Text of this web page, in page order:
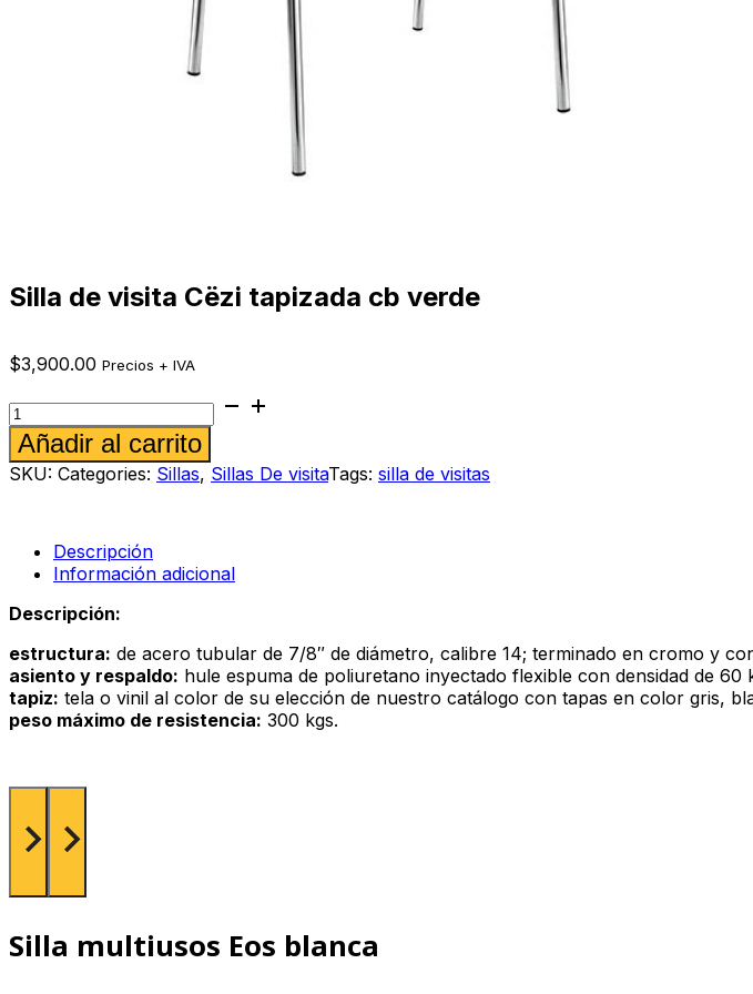
Silla de visita Cëzi tapizada cb verde
$3,900.00 Precios + IVA
Silla
de
visita
Cëzi
tapizada
cantidad
Añadir al carrito
SKU: Categories: Sillas, Sillas De visitaTags: silla de visitas
Descripción
Información adicional
Descripción:
estructura: de acero tubular de 7/8″ de diámetro, calibre 14; terminado en cromo y
asiento y respaldo: hule espuma de poliuretano inyectado flexible con densidad de
tapiz: tela o vinil al color de su elección de nuestro catálogo con tapas en color gris,
peso máximo de resistencia: 300 kgs.
Silla multiusos Eos blanca